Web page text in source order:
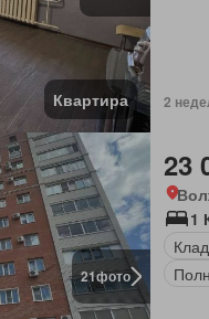
Квартира 2
21фото
23
1